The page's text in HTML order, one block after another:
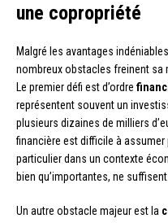
une copropriété
Malgré les avantages
nombreux obstacles freinent sa
Le premier défi est d’ordre
représentent souvent un
plusieurs dizaines de milliers
financière est difficile à
particulier dans un contexte
bien qu’importantes, ne
Un autre obstacle majeur est la